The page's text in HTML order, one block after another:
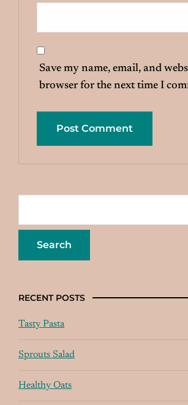
Save my name, email, and
browser for the next time I
RECENT POSTS
Tasty Pasta
Sprouts Salad
Healthy Oats